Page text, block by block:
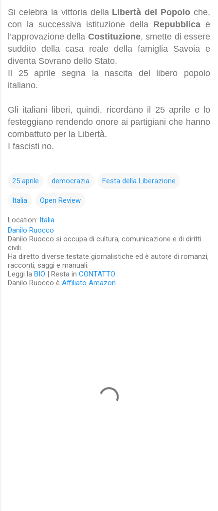
Si celebra la vittoria della Libertà del Popolo che,
con la successiva istituzione della Repubblica e
l’approvazione della Costituzione, smette di essere
suddito della casa reale della famiglia Savoia e
diventa Sovrano dello Stato.
Il 25 aprile segna la nascita del libero popolo
italiano.
Gli italiani liberi, quindi, ricordano il 25 aprile e lo
festeggiano rendendo onore ai partigiani che hanno
combattuto per la Libertà.
I fascisti no.
25 aprile democrazia Festa della Liberazione
Italia Open Review
Location: Italia
Danilo Ruocco
Danilo Ruocco si occupa di cultura, comunicazione e di diritti
civili.
Ha diretto diverse testate giornalistiche ed è autore di romanzi,
racconti, saggi e manuali.
Leggi la BIO | Resta in CONTATTO
Danilo Ruocco è Affiliato Amazon